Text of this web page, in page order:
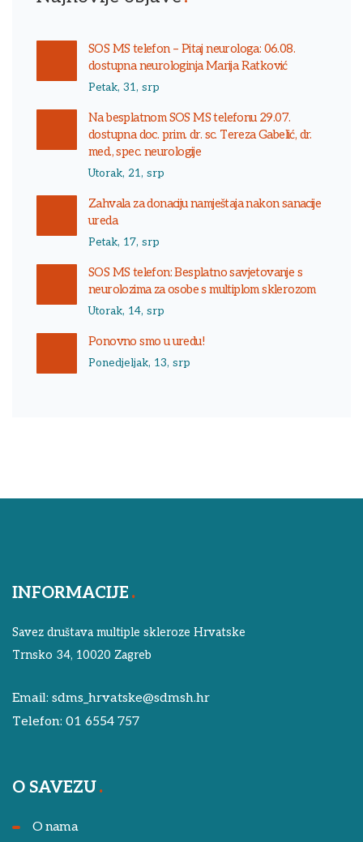
SOS MS telefon – Pitaj neurologa: 06.08.
dostupna neurologinja Marija Ratković
Petak, 31, srp
Na besplatnom SOS MS telefonu 29.07.
dostupna doc. prim. dr. sc. Tereza Gabelić, dr.
med., spec. neurologije
Utorak, 21, srp
Zahvala za donaciju namještaja nakon sanacije
ureda
Petak, 17, srp
SOS MS telefon: Besplatno savjetovanje s
neurolozima za osobe s multiplom sklerozom
Utorak, 14, srp
Ponovno smo u uredu!
Ponedjeljak, 13, srp
INFORMACIJE
Savez društava multiple skleroze Hrvatske
Trnsko 34, 10020 Zagreb
Email: sdms_hrvatske@sdmsh.hr
Telefon: 01 6554 757
O SAVEZU
O nama